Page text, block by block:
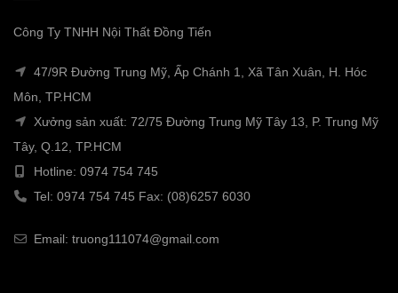
Công Ty TNHH Nội Thất Đồng Tiến
47/9R Đường Trung Mỹ, Ấp Chánh 1, Xã Tân Xuân, H. Hóc
Môn, TP.HCM
Xưởng sản xuất: 72/75 Đường Trung Mỹ Tây 13, P. Trung Mỹ
Tây, Q.12, TP.HCM
Hotline: 0974 754 745
Tel: 0974 754 745 Fax: (08)6257 6030
Email: truong111074@gmail.com